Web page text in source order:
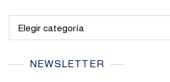
NEWSLETTER